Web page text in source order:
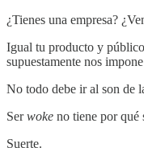
¿Tienes una empresa?
Igual tu producto y
supuestamente nos
No todo debe ir al son de
Serwoke no tiene por qué
Suerte.